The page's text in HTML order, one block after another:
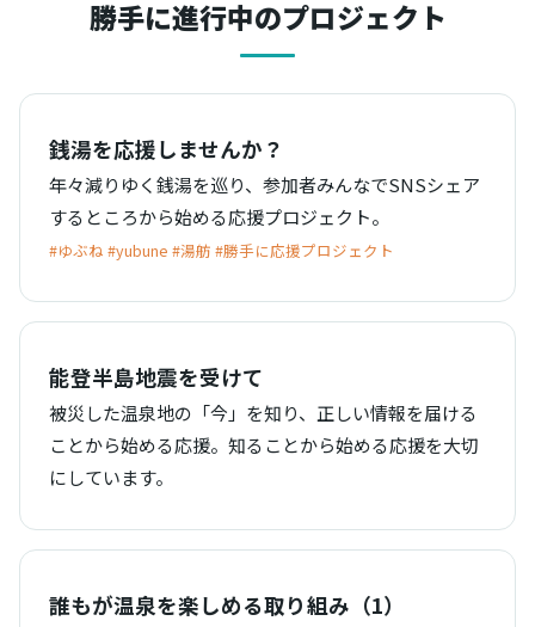
勝手に進行中のプロジェクト
銭湯を応援しませんか？
年々減りゆく銭湯を巡り、参加者みんなでSNSシェア
するところから始める応援プロジェクト。
#ゆぶね #yubune #湯舫 #勝手に応援プロジェクト
能登半島地震を受けて
被災した温泉地の「今」を知り、正しい情報を届ける
ことから始める応援。知ることから始める応援を大切
にしています。
誰もが温泉を楽しめる取り組み（1）